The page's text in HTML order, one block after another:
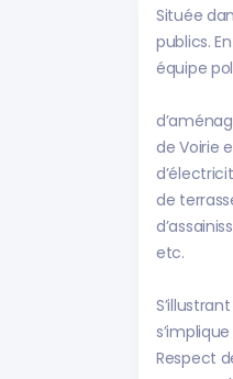
Située
publics.
équipe
de Voirie
de
etc.
Respect